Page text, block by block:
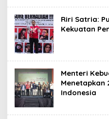
Riri Satria:
Kekuatan
Menteri
Menetapkan
Indonesia